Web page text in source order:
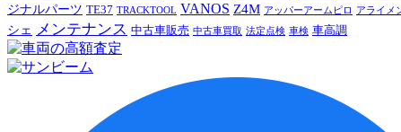
ジナルパーツ TE37 TRACKTOOL VANOS Z4M アッパーアームピロ アライメ
シェ メンテナンス 中古車販売 中古車買取 法定点検 車検 車高調